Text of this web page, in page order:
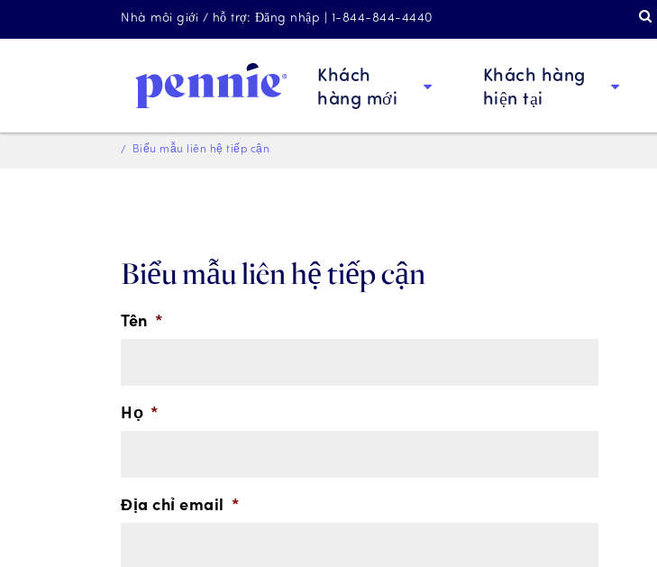
Nhà môi giới / hỗ trợ: Đăng nhập | 1-844-844-4440
Khách
hàng mới
Khách hàng
hiện tại
Biểu mẫu liên hệ tiếp cận
Biểu mẫu liên hệ tiếp cận
Tên *
Họ *
Địa chỉ email *